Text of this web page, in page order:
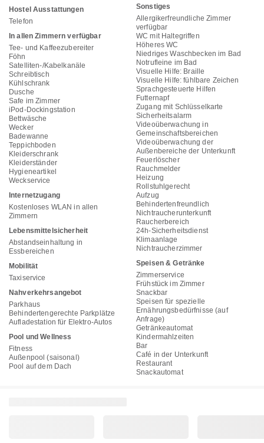
Hostel Ausstattungen
Telefon
In allen Zimmern verfügbar
Tee- und Kaffeezubereiter
Föhn
Satelliten-/Kabelkanäle
Schreibtisch
Kühlschrank
Dusche
Safe im Zimmer
iPod-Dockingstation
Bettwäsche
Wecker
Badewanne
Teppichboden
Kleiderschrank
Kleiderständer
Hygieneartikel
Weckservice
Internetzugang
Kostenloses WLAN in allen
Zimmern
Lebensmittelsicherheit
Abstandseinhaltung in
Essbereichen
Mobilität
Taxiservice
Nahverkehrsangebot
Parkhaus
Behindertengerechte Parkplätze
Aufladestation für Elektro-Autos
Pool und Wellness
Fitness
Außenpool (saisonal)
Pool auf dem Dach
Sonstiges
Allergikerfreundliche Zimmer
verfügbar
WC mit Haltegriffen
Höheres WC
Niedriges Waschbecken im Bad
Notrufleine im Bad
Visuelle Hilfe: Braille
Visuelle Hilfe: fühlbare Zeichen
Sprachgesteuerte Hilfen
Futternapf
Zugang mit Schlüsselkarte
Sicherheitsalarm
Videoüberwachung in
Gemeinschaftsbereichen
Videoüberwachung der
Außenbereiche der Unterkunft
Feuerlöscher
Rauchmelder
Heizung
Rollstuhlgerecht
Aufzug
Behindertenfreundlich
Nichtraucherunterkunft
Raucherbereich
24h-Sicherheitsdienst
Klimaanlage
Nichtraucherzimmer
Speisen & Getränke
Zimmerservice
Frühstück im Zimmer
Snackbar
Speisen für spezielle
Ernährungsbedürfnisse (auf
Anfrage)
Getränkeautomat
Kindermahlzeiten
Bar
Café in der Unterkunft
Restaurant
Snackautomat